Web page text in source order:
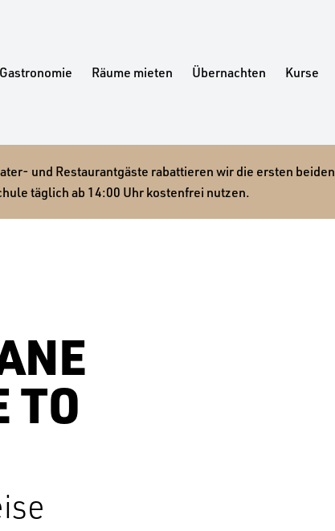
Gastronomie Räume mieten Übernachten Kurse
und Restaurantgäste rabattieren wir die ersten beiden
täglich ab 14:00 Uhr kostenfrei nutzen.
TO